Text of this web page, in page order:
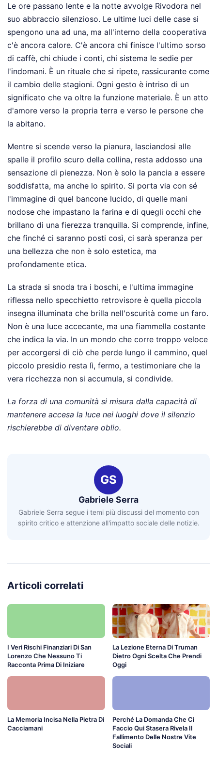
Le ore passano lente e la notte avvolge Rivodora nel
suo abbraccio silenzioso. Le ultime luci delle case si
spengono una ad una, ma all'interno della cooperativa
c'è ancora calore. C'è ancora chi finisce l'ultimo sorso
di caffè, chi chiude i conti, chi sistema le sedie per
l'indomani. È un rituale che si ripete, rassicurante come
il cambio delle stagioni. Ogni gesto è intriso di un
significato che va oltre la funzione materiale. È un atto
d'amore verso la propria terra e verso le persone che
la abitano.
Mentre si scende verso la pianura, lasciandosi alle
spalle il profilo scuro della collina, resta addosso una
sensazione di pienezza. Non è solo la pancia a essere
soddisfatta, ma anche lo spirito. Si porta via con sé
l'immagine di quel bancone lucido, di quelle mani
nodose che impastano la farina e di quegli occhi che
brillano di una fierezza tranquilla. Si comprende, infine,
che finché ci saranno posti così, ci sarà speranza per
una bellezza che non è solo estetica, ma
profondamente etica.
La strada si snoda tra i boschi, e l'ultima immagine
riflessa nello specchietto retrovisore è quella piccola
insegna illuminata che brilla nell'oscurità come un faro.
Non è una luce accecante, ma una fiammella costante
che indica la via. In un mondo che corre troppo veloce
per accorgersi di ciò che perde lungo il cammino, quel
piccolo presidio resta lì, fermo, a testimoniare che la
vera ricchezza non si accumula, si condivide.
La forza di una comunità si misura dalla capacità di
mantenere accesa la luce nei luoghi dove il silenzio
rischierebbe di diventare oblio.
GS
Gabriele Serra
Gabriele Serra segue i temi più discussi del momento con
spirito critico e attenzione all'impatto sociale delle notizie.
Articoli correlati
I Veri Rischi Finanziari Di San
Lorenzo Che Nessuno Ti
Racconta Prima Di Iniziare
La Lezione Eterna Di Truman
Dietro Ogni Scelta Che Prendi
Oggi
La Memoria Incisa Nella Pietra Di
Cacciamani
Perché La Domanda Che Ci
Faccio Qui Stasera Rivela Il
Fallimento Delle Nostre Vite
Sociali